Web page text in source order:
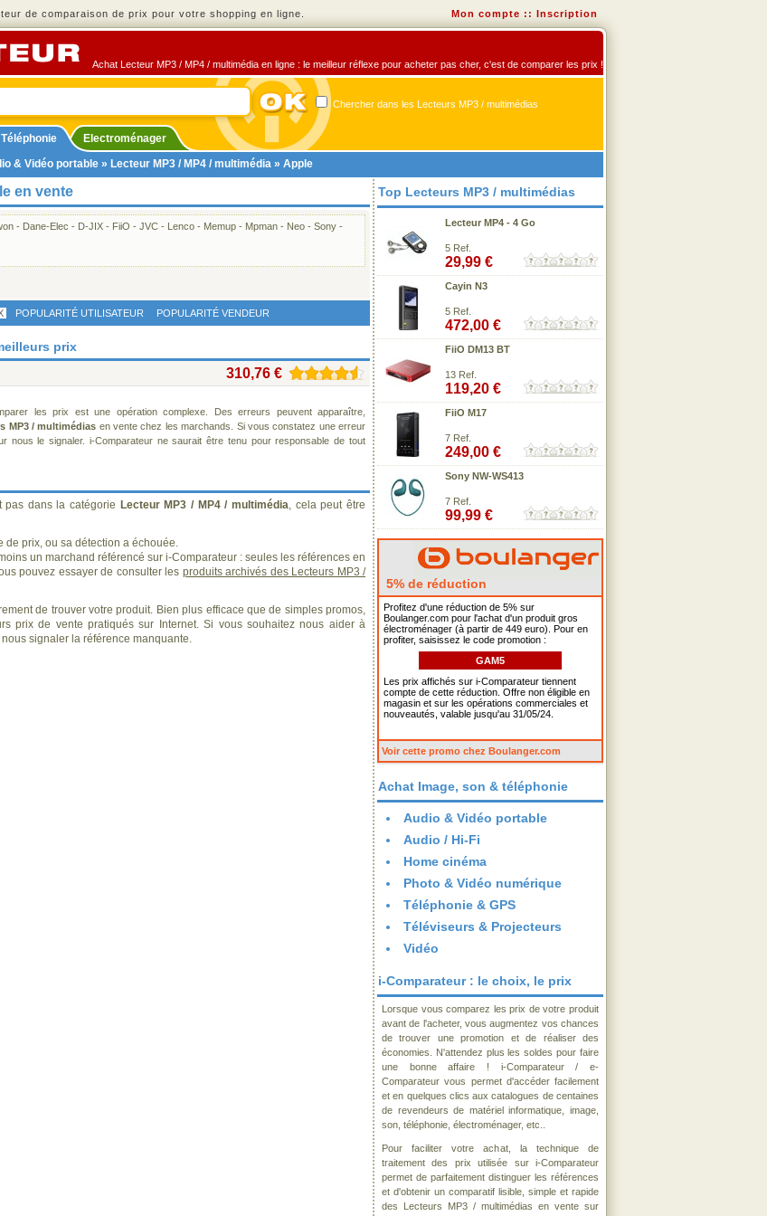
de comparaison de prix pour votre shopping en ligne. Mon compte :: Inscription
Achat Lecteur MP3 / MP4 / multimédia en ligne : le meilleur réflexe pour acheter pas cher, c'est de comparer les prix !
Chercher dans les Lecteurs MP3 / multimédias
Electroménager
& Vidéo portable » Lecteur MP3 / MP4 / multimédia » Apple
en vente
- Dane-Elec - D-JIX - FiiO - JVC - Lenco - Memup - Mpman - Neo - Sony -
POPULARITÉ UTILISATEUR POPULARITÉ VENDEUR
prix
310,76 €
les prix est une opération complexe. Des erreurs peuvent apparaître,
MP3 / multimédias en vente chez les marchands. Si vous constatez une erreur
nous le signaler. i-Comparateur ne saurait être tenu pour responsable de tout
pas dans la catégorie Lecteur MP3 / MP4 / multimédia, cela peut être
de prix, ou sa détection a échouée.
un marchand référencé sur i-Comparateur : seules les références en
pouvez essayer de consulter les produits archivés des Lecteurs MP3 /
de trouver votre produit. Bien plus efficace que de simples promos,
prix de vente pratiqués sur Internet. Si vous souhaitez nous aider à
signaler la référence manquante.
Top Lecteurs MP3 / multimédias
Lecteur MP4 - 4 Go
5 Ref.
29,99 €
Cayin N3
5 Ref.
472,00 €
FiiO DM13 BT
13 Ref.
119,20 €
FiiO M17
7 Ref.
249,00 €
Sony NW-WS413
7 Ref.
99,99 €
5% de réduction
Profitez d'une réduction de 5% sur
Boulanger.com pour l'achat d'un produit gros
électroménager (à partir de 449 euro). Pour en
profiter, saisissez le code promotion :
GAM5
Les prix affichés sur i-Comparateur tiennent
compte de cette réduction. Offre non éligible en
magasin et sur les opérations commerciales et
nouveautés, valable jusqu'au 31/05/24.
Voir cette promo chez Boulanger.com
Achat Image, son & téléphonie
Audio & Vidéo portable
Audio / Hi-Fi
Home cinéma
Photo & Vidéo numérique
Téléphonie & GPS
Téléviseurs & Projecteurs
Vidéo
i-Comparateur : le choix, le prix
Lorsque vous comparez les prix de votre produit
avant de l'acheter, vous augmentez vos chances
de trouver une promotion et de réaliser des
économies. N'attendez plus les soldes pour faire
une bonne affaire ! i-Comparateur / e-
Comparateur vous permet d'accéder facilement
et en quelques clics aux catalogues de centaines
de revendeurs de matériel informatique, image,
son, téléphonie, électroménager, etc..
Pour faciliter votre achat, la technique de
traitement des prix utilisée sur i-Comparateur
permet de parfaitement distinguer les références
et d'obtenir un comparatif lisible, simple et rapide
des Lecteurs MP3 / multimédias en vente sur